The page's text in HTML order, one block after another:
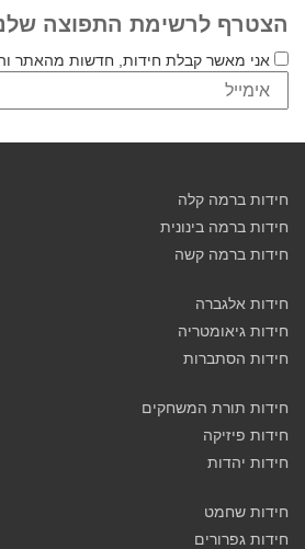
הצטרף לרשימת התפוצה
אני מאשר קבלת חידות, חדשות מהאתר
חידות ברמה קלה
חידות ברמה בינונית
חידות ברמה קשה
חידות אלגברה
חידות גיאומטריה
חידות הסתברות
חידות תורת המשחקים
חידות פיזיקה
חידות יהדות
חידות שחמט
חידות גפרורים